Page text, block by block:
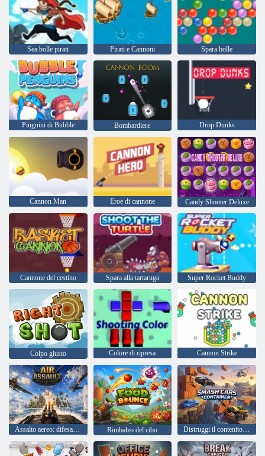
Sea bolle pirati Pirati e Cannoni Spara bolle
Pinguini di Bubble Bombardiere Drop Dunks
Cannon Man Eroe di cannone Candy Shooter Deluxe
Cannone del cestino Spara alla tartaruga Super Rocket Buddy
Colpo giusto Colore di ripresa Cannon Strike
Assalto aereo: difesa della nave Rimbalzo del cibo Distruggi il contenitore delle auto